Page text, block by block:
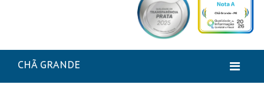
CHÃ GRANDE